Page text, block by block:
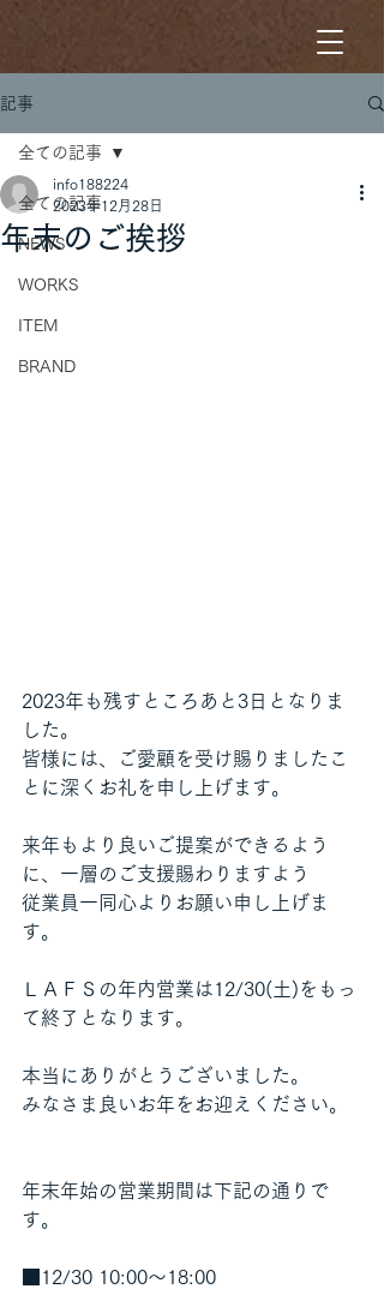
記事
全ての記事
NEWS
WORKS
ITEM
BRAND
全ての記事
年末のご挨拶
info188224
2023年12月28日
2023年も残すところあと3日となりま
した。
皆様には、ご愛顧を受け賜りましたこ
とに深くお礼を申し上げます。
来年もより良いご提案ができるよう
に、一層のご支援賜わりますよう
従業員一同心よりお願い申し上げま
す。
ＬＡＦＳの年内営業は12/30(土)をもっ
て終了となります。
本当にありがとうございました。
みなさま良いお年をお迎えください。
年末年始の営業期間は下記の通りで
す。
■12/30 10:00～18:00